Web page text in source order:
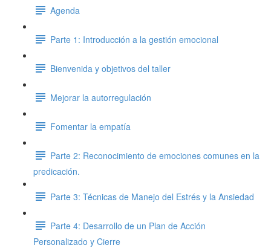
Agenda
Parte 1: Introducción a la gestión emocional
Bienvenida y objetivos del taller
Mejorar la autorregulación
Fomentar la empatía
Parte 2: Reconocimiento de emociones comunes en la
predicación.
Parte 3: Técnicas de Manejo del Estrés y la Ansiedad
Parte 4: Desarrollo de un Plan de Acción
Personalizado y Cierre